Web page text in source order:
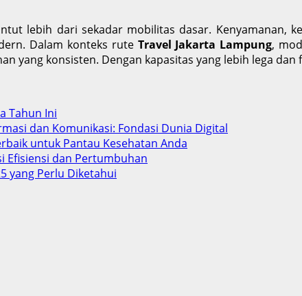
lebih dari sekadar mobilitas dasar. Kenyamanan,
Dalam konteks rute Travel Jakarta Lampung,
yang konsisten. Dengan kapasitas yang lebih lega
Tahun Ini
dan Komunikasi: Fondasi Dunia Digital
untuk Pantau Kesehatan Anda
Efisiensi dan Pertumbuhan
yang Perlu Diketahui